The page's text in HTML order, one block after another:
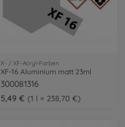
X- / XF-Acryl-Farben
XF-16 Aluminium matt 23ml
300081316
5,49 €
1 l = 238,70 €